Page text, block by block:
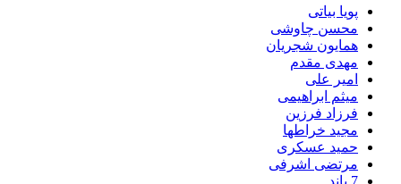
پویا بیاتی
محسن چاوشی
همایون شجریان
مهدی مقدم
امیر علی
میثم ابراهیمی
فرزاد فرزین
مجید خراطها
حمید عسکری
مرتضی اشرفی
7 باند